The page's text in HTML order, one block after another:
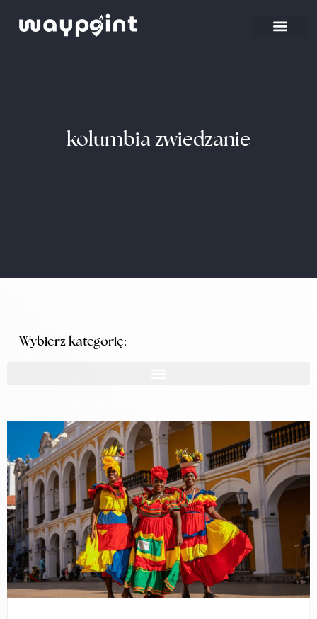
kolumbia zwiedzanie
Wybierz kategorię: